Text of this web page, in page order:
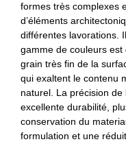
formes très complexes
d’éléments
différentes lavorations.
gamme de couleurs
grain très fin de la
qui exaltent le contenu
naturel. La précision de
excellente durabilité,
conservation du
formulation et une